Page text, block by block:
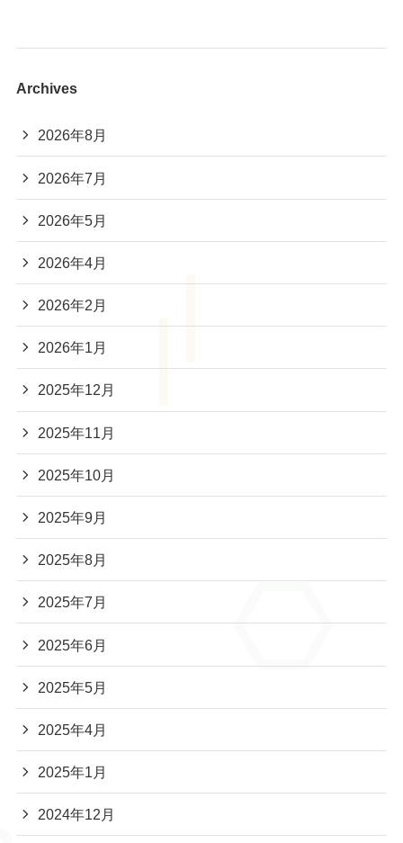
Archives
2026年8月
2026年7月
2026年5月
2026年4月
2026年2月
2026年1月
2025年12月
2025年11月
2025年10月
2025年9月
2025年8月
2025年7月
2025年6月
2025年5月
2025年4月
2025年1月
2024年12月